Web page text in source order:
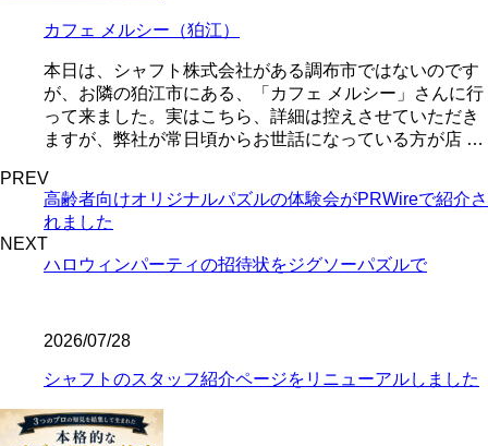
カフェ メルシー（狛江）
本日は、シャフト株式会社がある調布市ではないのです
が、お隣の狛江市にある、「カフェ メルシー」さんに行
って来ました。実はこちら、詳細は控えさせていただき
ますが、弊社が常日頃からお世話になっている方が店 …
PREV
高齢者向けオリジナルパズルの体験会がPRWireで紹介さ
れました
NEXT
ハロウィンパーティの招待状をジグソーパズルで
2026/07/28
シャフトのスタッフ紹介ページをリニューアルしました